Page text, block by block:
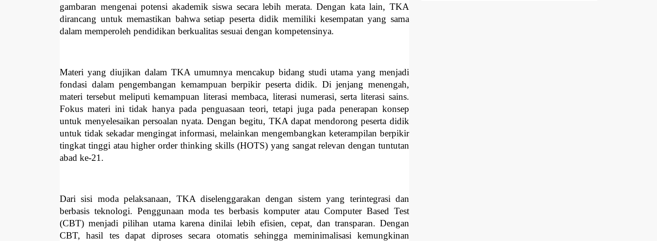
gambaran mengenai potensi akademik siswa secara lebih merata. Dengan kata lain, TKA
dirancang untuk memastikan bahwa setiap peserta didik memiliki kesempatan yang sama
dalam memperoleh pendidikan berkualitas sesuai dengan kompetensinya.
Materi yang diujikan dalam TKA umumnya mencakup bidang studi utama yang menjadi
fondasi dalam pengembangan kemampuan berpikir peserta didik. Di jenjang menengah,
materi tersebut meliputi kemampuan literasi membaca, literasi numerasi, serta literasi sains.
Fokus materi ini tidak hanya pada penguasaan teori, tetapi juga pada penerapan konsep
untuk menyelesaikan persoalan nyata. Dengan begitu, TKA dapat mendorong peserta didik
untuk tidak sekadar mengingat informasi, melainkan mengembangkan keterampilan berpikir
tingkat tinggi atau higher order thinking skills (HOTS) yang sangat relevan dengan tuntutan
abad ke-21.
Dari sisi moda pelaksanaan, TKA diselenggarakan dengan sistem yang terintegrasi dan
berbasis teknologi. Penggunaan moda tes berbasis komputer atau Computer Based Test
(CBT) menjadi pilihan utama karena dinilai lebih efisien, cepat, dan transparan. Dengan
CBT, hasil tes dapat diproses secara otomatis sehingga meminimalisasi kemungkinan